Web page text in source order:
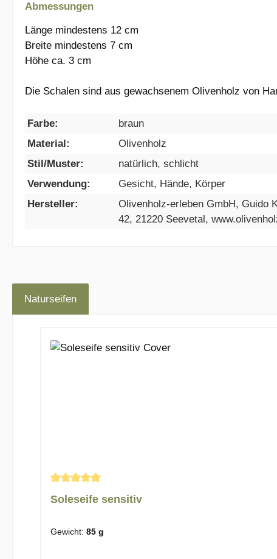
Abmessungen
Länge mindestens 12 cm
Breite mindestens 7 cm
Höhe ca. 3 cm
Die Schalen sind aus gewachsenem Olivenholz von
Farbe:
braun
Material:
Olivenholz
Stil/Muster:
natürlich, schlicht
Verwendung:
Gesicht, Hände, Körper
Hersteller:
Olivenholz-erleben GmbH, Guido
42, 21220 Seevetal,
Naturseifen
Durchschnittliche Bewertung von 5 von 5 Sternen
Soleseife sensitiv
Gewicht: 85 g